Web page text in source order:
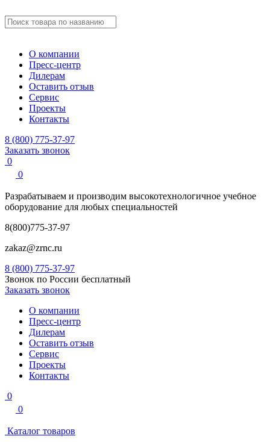
О компании
Пресс-центр
Дилерам
Оставить отзыв
Сервис
Проекты
Контакты
8 (800) 775-37-97
Заказать звонок
0
0
Разрабатываем и производим высокотехнологичное учебное
оборудование для любых специальностей
8(800)775-37-97
zakaz@zrnc.ru
8 (800) 775-37-97
Звонок по России бесплатный
Заказать звонок
О компании
Пресс-центр
Дилерам
Оставить отзыв
Сервис
Проекты
Контакты
0
0
Каталог товаров